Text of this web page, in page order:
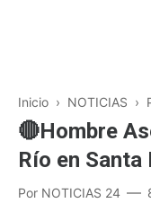
Inicio › NOTICIAS ›
🔴Hombre
Río en Santa
Por NOTICIAS 24